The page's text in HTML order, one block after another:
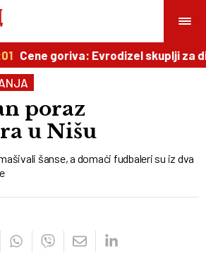
Cene goriva: Evrodizel skuplji za
poraz
u Nišu
šanse, a domaći fudbaleri su iz dva